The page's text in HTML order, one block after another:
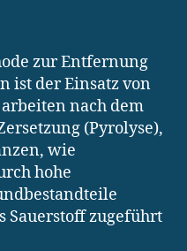
zur Entfernung
ist der Einsatz von
nach dem
(Pyrolyse),
wie
hohe
Sauerstoff zugeführt